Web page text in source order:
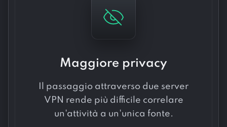
Maggiore privacy
Il passaggio attraverso due server
VPN rende più difficile correlare
un'attività a un'unica fonte.